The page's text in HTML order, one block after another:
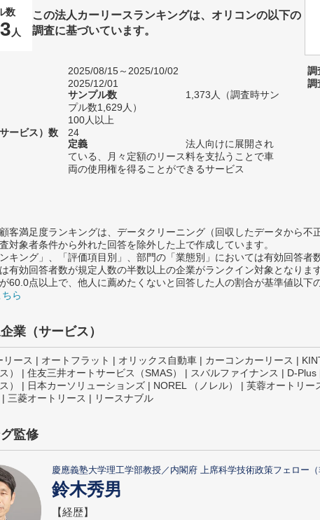
数
人
この法人カーリースランキングは、オリコンの以下の
調査に基づいています。
2025/08/15～2025/10/02
2025/12/01
サンプル数
1,373人（調査時サン
プル数1,629人）
100人以上
ービス）数
24
定義
法人向けに展開され
ている、月々定額のリース料を支払うことで車
両の使用権を得ることができるサービス
調
調
客満足度ランキングは、データクリーニング（回収したデータから不
対象者条件から外れた回答を除外した上で作成しています。
キング」、「評価項目別」、部門の「業態別」においては有効回答
有効回答者数が規定人数の半数以上の企業がランクイン対象となります
60.0点以上で、他人に薦めたくないと回答した人の割合が基準値以下
ら
業（サービス）
リース | オートフラット | オリックス自動車 | カーコンカーリース |
） | 住友三井オートサービス（SMAS） | スバルファイナンス |
） | 日本カーソリューションズ | NOREL （ノレル） | 芙蓉オートリ
| 三菱オートリース | リースナブル
監修
慶應義塾大学理工学部教授／内閣府 上席科学技術政策フェロー（
鈴木秀男
【経歴】